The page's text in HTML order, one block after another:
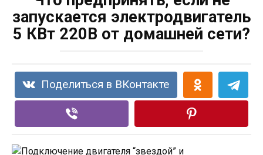
запускается электродвигатель
5 КВт 220В от домашней сети?
Поделиться в ВКонтакте